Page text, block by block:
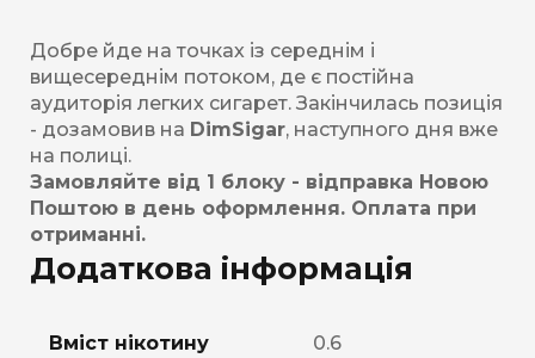
Добре йде на точках із середнім і
вищесереднім потоком, де є постійна
аудиторія легких сигарет. Закінчилась позиція
- дозамовив на DimSigar, наступного дня вже
на полиці.
Замовляйте від 1 блоку - відправка Новою
Поштою в день оформлення. Оплата при
отриманні.
Додаткова інформація
Вміст нікотину 0.6